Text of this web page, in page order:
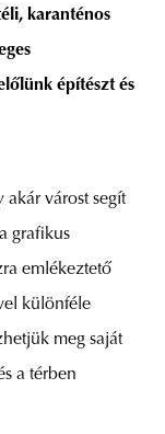
karanténos
építészt és
akár várost segít
grafikus
emlékeztető
különféle
meg saját
a térben